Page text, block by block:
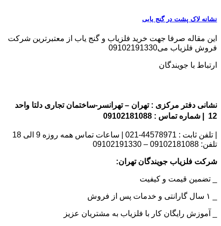
نشانه لاک پشت در گنج یابی
این مقاله صرفا جهت خرید فلزیاب و گنج یاب از معتبرترین شرکت
فروش فلزیاب می09102191330
ارتباط با جویندگان
نشانی دفتر مرکزی : تهران – تهرانسر-ساختمان تجاری دلتا واحد
12 | شماره تماس : 09102181088
| تلفن ثابت : 44578971-021 | ساعات تماس همه روزه 9 الی 18
تلفن: 09102181088 – 09102191330
شرکت فلزیاب جویندگان تهران:
_ تضمین قیمت و کیفیت
_ آموزش رایگان کار با فلزیاب به مشتریان عزیز